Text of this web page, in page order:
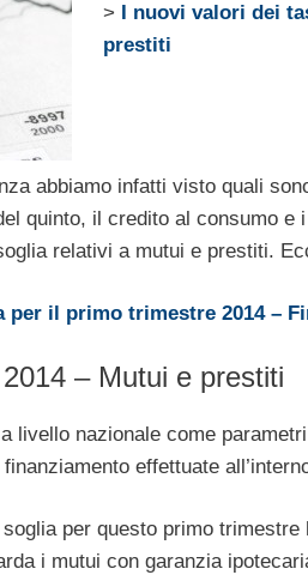
>
I nuovi valori dei
prestiti
abbiamo infatti visto quali
quinto, il credito al consumo
relativi a mutui e prestiti.
per il primo trimestre 2014 –
– Mutui e prestiti
livello nazionale come
effettuate
per questo primo
i mutui con garanzia